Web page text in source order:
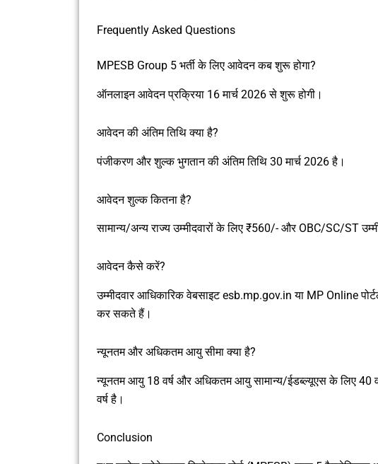
Frequently Asked Questions
MPESB Group 5 भर्ती के लिए आवेदन कब शुरू होगा?
ऑनलाइन आवेदन प्रक्रिया 16 मार्च 2026 से शुरू होगी।
आवेदन की अंतिम तिथि क्या है?
पंजीकरण और शुल्क भुगतान की अंतिम तिथि 30 मार्च 2026 है।
आवेदन शुल्क कितना है?
सामान्य/अन्य राज्य उम्मीदवारों के लिए ₹560/- और OBC/SC/ST
आवेदन कैसे करें?
उम्मीदवार आधिकारिक वेबसाइट esb.mp.gov.in या MP Online
कर सकते हैं।
न्यूनतम और अधिकतम आयु सीमा क्या है?
न्यूनतम आयु 18 वर्ष और अधिकतम आयु सामान्य/ईडब्ल्यूएस के लिए 40
वर्ष है।
Conclusion